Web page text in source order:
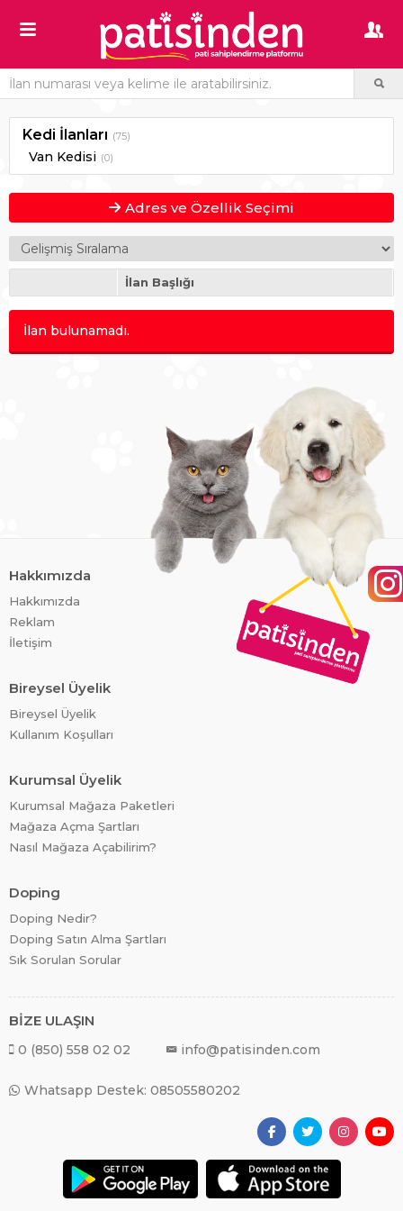
Kedi İlanları (75)
Van Kedisi (0)
Adres ve Özellik Seçimi
İlan Başlığı
İlan bulunamadı.
Hakkımızda
Hakkımızda
Reklam
İletişim
Bireysel Üyelik
Bireysel Üyelik
Kullanım Koşulları
Kurumsal Üyelik
Kurumsal Mağaza Paketleri
Mağaza Açma Şartları
Nasıl Mağaza Açabilirim?
Doping
Doping Nedir?
Doping Satın Alma Şartları
Sık Sorulan Sorular
BİZE ULAŞIN
0 (850) 558 02 02 info@patisinden.com
Whatsapp Destek: 08505580202